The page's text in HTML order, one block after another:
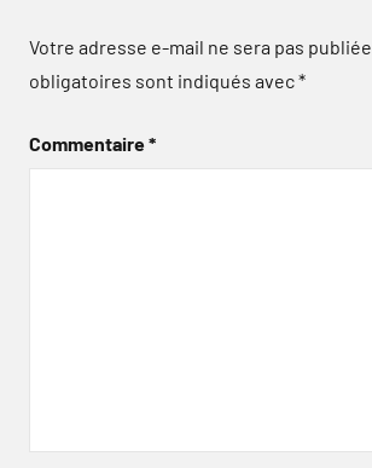
Votre adresse e-mail ne sera pas publiée.
obligatoires sont indiqués avec*
Commentaire*